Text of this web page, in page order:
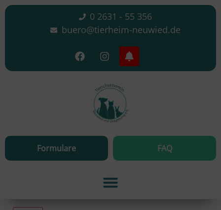
0 2631 - 55 356
buero@tierheim-neuwied.de
Formulare FAQ